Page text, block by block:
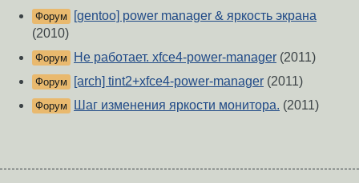
Форум
[gentoo] power manager & яркость экрана
(2010)
Форум Не работает. xfce4-power-manager (2011)
Форум [arch] tint2+xfce4-power-manager (2011)
Форум Шаг изменения яркости монитора. (2011)